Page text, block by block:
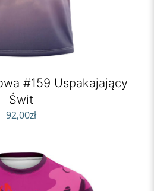
#159 Uspakajający
Świt
92,00zł